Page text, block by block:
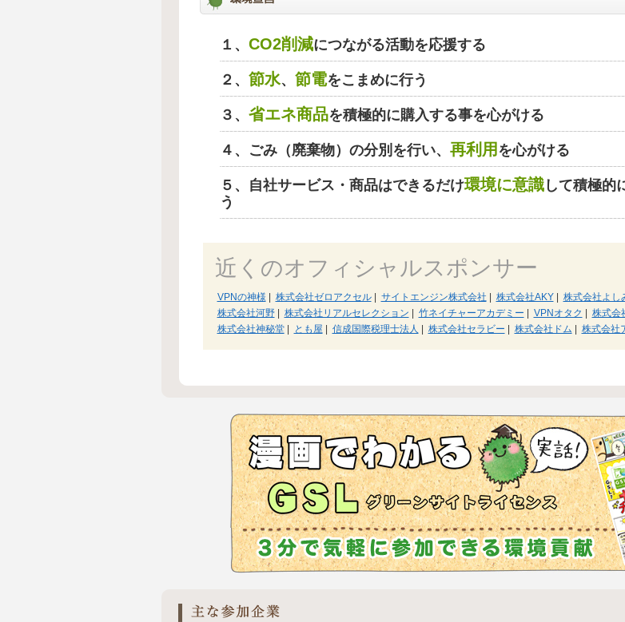
１、 CO2削減につながる活動を応援する
２、 節水、 節電をこまめに行う
３、 省エネ商品を積極的に購入する事を心がける
４、ごみ（廃棄物）の分別を行い、 再利用 を心がける
５、自社サービス・商品はできるだけ環境に意識して積極的
う
近くのオフィシャルスポンサー
VPNの神様| 株式会社ゼロアクセル| サイトエンジン株式会社 株式会社AKY| 株式会社よし
株式会社河野| 株式会社リアルセレクション 竹ネイチャーアカデミー VPNオタク 株式会
株式会社神秘堂| とも屋 信成国際税理士法人 株式会社セラビー 株式会社ドム 株式会社